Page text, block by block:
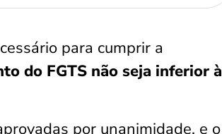
para cumprir a
do FGTS não seja inferior à
por unanimidade, e o